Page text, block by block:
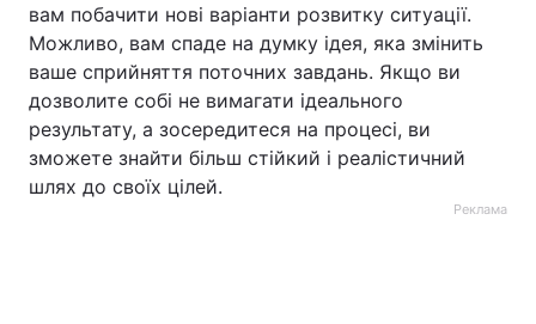
вам побачити нові варіанти розвитку ситуації.
Можливо, вам спаде на думку ідея, яка змінить
ваше сприйняття поточних завдань. Якщо ви
дозволите собі не вимагати ідеального
результату, а зосередитеся на процесі, ви
зможете знайти більш стійкий і реалістичний
шлях до своїх цілей.
Реклама